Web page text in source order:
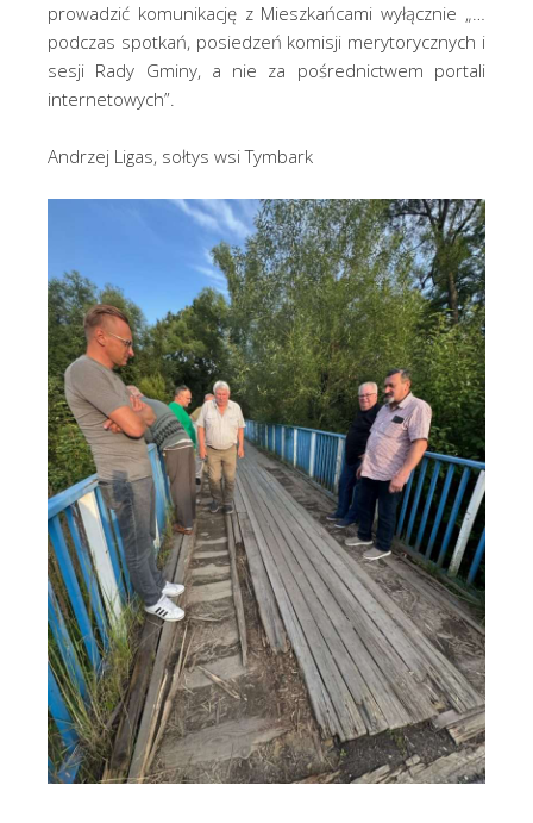
prowadzić komunikację z Mieszkańcami wyłącznie „…
podczas spotkań, posiedzeń komisji merytorycznych i
sesji Rady Gminy, a nie za pośrednictwem portali
internetowych”.
Andrzej Ligas, sołtys wsi Tymbark